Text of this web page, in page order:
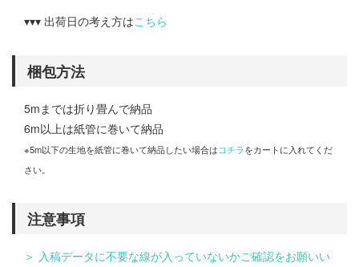
▾▾▾ 出荷日の考え方はこちら
梱包方法
5mまでは折り畳んで納品
6m以上は紙管に巻いて納品
※5m以下の生地を紙管に巻いて納品したい場合はコチラをカートに入れてくだ
さい。
注意事項
＞ 入稿データに不要な線が入っていないかご確認をお願いい